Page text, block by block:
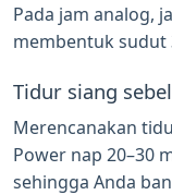
Pada jam analog,
membentuk sudut
Tidur siang
Merencanakan
Power nap 20–30
sehingga Anda